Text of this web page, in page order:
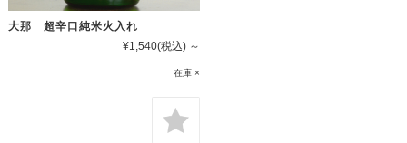
大那 超辛口純米火入れ
¥1,540(税込) ～
在庫 ×